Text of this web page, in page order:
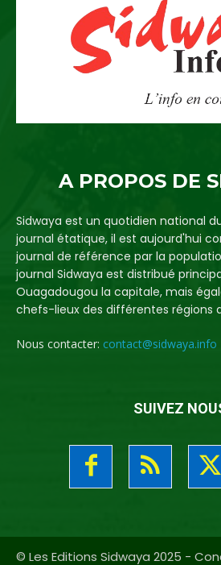
A PROPOS DE
Sidwaya est un quotidien national
journal étatique, il est aujourd'hui
journal de référence par la
journal Sidwaya est distribué
Ouagadougou la capitale, mais
chefs-lieux des différentes régions
Nous contacter: contact@sidwaya.info
SUIVEZ
© Les Editions Sidwaya 2025 -